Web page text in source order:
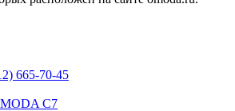
665-70-45
C7